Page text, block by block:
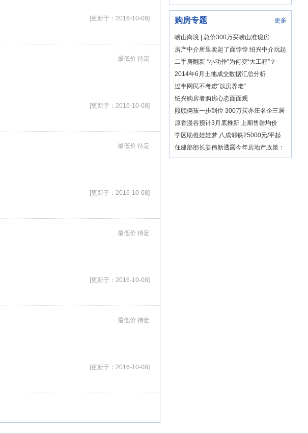
[更新于：2016-10-08]
最低价 待定
[更新于：2016-10-08]
最低价 待定
[更新于：2016-10-08]
最低价 待定
[更新于：2016-10-08]
最低价 待定
[更新于：2016-10-08]
更多
购房专题
崂山尚境 | 总价300万买崂山准现房
房产中介所里卖起了面饽饽 绍兴中介玩起
混搭风实属无奈之举
二手房翻新 “小动作”为何变“大工程”？
2014年6月土地成交数据汇总分析
过半网民不考虑“以房养老”
绍兴购房者购房心态面面观
照顾俩孩一步到位 300万买亦庄名企三居
原香漫谷预计3月底推新 上期售罄均价
12800元/平
学区助推娃娃梦 八成邻铁25000元/平起
有精装
住建部部长姜伟新透露今年房地产政策：
双向调控